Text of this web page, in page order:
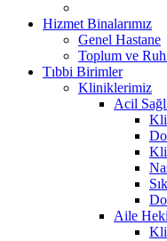
Hizmet Binalarımız
Genel Hastane
Toplum ve Ruh
Tıbbi Birimler
Kliniklerimiz
Acil
Aile